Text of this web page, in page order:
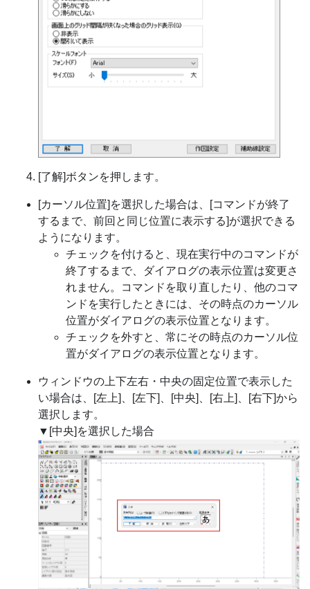
[了解]ボタンを押します。
[カーソル位置]を選択した場合は、[コマンドが終了
するまで、前回と同じ位置に表示する]が選択できる
ようになります。
チェックを付けると、現在実行中のコマンドが
終了するまで、ダイアログの表示位置は変更さ
れません。コマンドを取り直したり、他のコマ
ンドを実行したときには、その時点のカーソル
位置がダイアログの表示位置となります。
チェックを外すと、常にその時点のカーソル位
置がダイアログの表示位置となります。
ウィンドウの上下左右・中央の固定位置で表示した
い場合は、[左上]、[左下]、[中央]、[右上]、[右下]から
選択します。
▼[中央]を選択した場合